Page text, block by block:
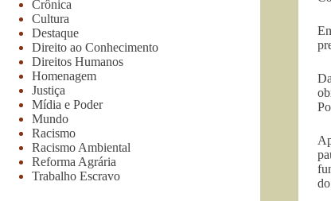
Crônica
Cultura
Destaque
Direito ao Conhecimento
Direitos Humanos
Homenagem
Justiça
Mídia e Poder
Mundo
Racismo
Racismo Ambiental
Reforma Agrária
Trabalho Escravo